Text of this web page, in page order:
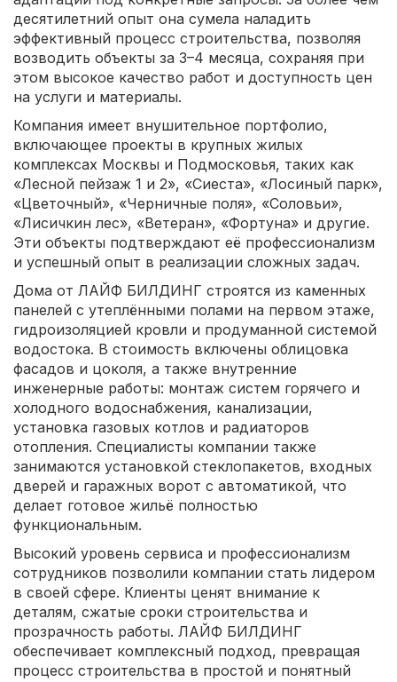
десятилетний опыт она сумела наладить
эффективный процесс строительства, позволяя
возводить объекты за 3–4 месяца, сохраняя при
этом высокое качество работ и доступность цен
на услуги и материалы.
Компания имеет внушительное портфолио,
включающее проекты в крупных жилых
комплексах Москвы и Подмосковья, таких как
«Лесной пейзаж 1 и 2», «Сиеста», «Лосиный парк»,
«Цветочный», «Черничные поля», «Соловьи»,
«Лисичкин лес», «Ветеран», «Фортуна» и другие.
Эти объекты подтверждают её профессионализм
и успешный опыт в реализации сложных задач.
Дома от ЛАЙФ БИЛДИНГ строятся из каменных
панелей с утеплёнными полами на первом этаже,
гидроизоляцией кровли и продуманной системой
водостока. В стоимость включены облицовка
фасадов и цоколя, а также внутренние
инженерные работы: монтаж систем горячего и
холодного водоснабжения, канализации,
установка газовых котлов и радиаторов
отопления. Специалисты компании также
занимаются установкой стеклопакетов, входных
дверей и гаражных ворот с автоматикой, что
делает готовое жильё полностью
функциональным.
Высокий уровень сервиса и профессионализм
сотрудников позволили компании стать лидером
в своей сфере. Клиенты ценят внимание к
деталям, сжатые сроки строительства и
прозрачность работы. ЛАЙФ БИЛДИНГ
обеспечивает комплексный подход, превращая
процесс строительства в простой и понятный